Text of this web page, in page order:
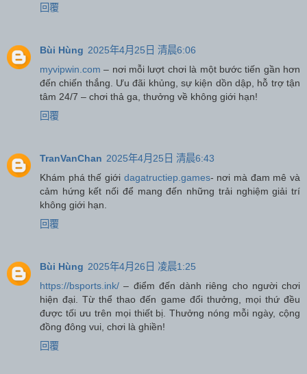
回覆
Bùi Hùng 2025年4月25日 清晨6:06
myvipwin.com – nơi mỗi lượt chơi là một bước tiến gần hơn
đến chiến thắng. Ưu đãi khủng, sự kiện dồn dập, hỗ trợ tận
tâm 24/7 – chơi thả ga, thưởng về không giới hạn!
回覆
TranVanChan 2025年4月25日 清晨6:43
Khám phá thế giới dagatructiep.games- nơi mà đam mê và
cảm hứng kết nối để mang đến những trải nghiệm giải trí
không giới hạn.
回覆
Bùi Hùng 2025年4月26日 凌晨1:25
https://bsports.ink/ – điểm đến dành riêng cho người chơi
hiện đại. Từ thể thao đến game đổi thưởng, mọi thứ đều
được tối ưu trên mọi thiết bị. Thưởng nóng mỗi ngày, cộng
đồng đông vui, chơi là ghiền!
回覆